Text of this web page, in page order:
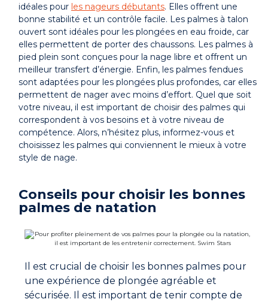
idéales pour les nageurs débutants. Elles offrent une
bonne stabilité et un contrôle facile. Les palmes à talon
ouvert sont idéales pour les plongées en eau froide, car
elles permettent de porter des chaussons. Les palmes à
pied plein sont conçues pour la nage libre et offrent un
meilleur transfert d’énergie. Enfin, les palmes fendues
sont adaptées pour les plongées plus profondes, car elles
permettent de nager avec moins d’effort. Quel que soit
votre niveau, il est important de choisir des palmes qui
correspondent à vos besoins et à votre niveau de
compétence. Alors, n’hésitez plus, informez-vous et
choisissez les palmes qui conviennent le mieux à votre
style de nage.
Conseils pour choisir les bonnes
palmes de natation
Il est crucial de choisir les bonnes palmes pour
une expérience de plongée agréable et
sécurisée. Il est important de tenir compte de